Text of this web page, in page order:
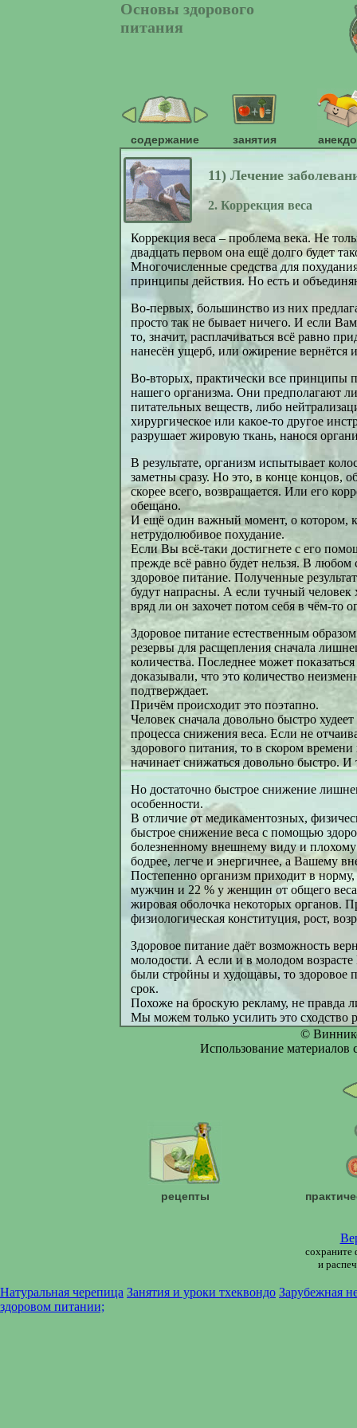
Основы здорового
питания
содержание занятия
11) Лечение
2. Коррекция веса
Коррекция веса – проблема века. Не
двадцать первом она ещё долго будет
Многочисленные средства для
принципы действия. Но есть и
Во-первых, большинство из них
просто так не бывает ничего. И если
то, значит, расплачиваться всё равно
нанесён ущерб, или ожирение вернётся
Во-вторых, практически все принципы
нашего организма. Они предполагают
питательных веществ, либо
хирургическое или какое-то другое
разрушает жировую ткань, нанося
В результате, организм испытывает
заметны сразу. Но это, в конце концов,
скорее всего, возвращается. Или его
обещано.
И ещё один важный момент, о котором,
нетрудолюбивое похудание.
Если Вы всё-таки достигнете с его
прежде всё равно будет нельзя. В любом
здоровое питание. Полученные
будут напрасны. А если тучный человек
вряд ли он захочет потом себя в чём-то
Здоровое питание естественным
резервы для расщепления сначала
количества. Последнее может
доказывали, что это количество
подтверждает.
Причём происходит это поэтапно.
Человек сначала довольно быстро
процесса снижения веса. Если не
здорового питания, то в скором
начинает снижаться довольно быстро. И
Но достаточно быстрое снижение
особенности.
В отличие от медикаментозных,
быстрое снижение веса с помощью
болезненному внешнему виду и
бодрее, легче и энергичнее, а Вашему
Постепенно организм приходит в
мужчин и 22 % у женщин от общего
жировая оболочка некоторых органов.
физиологическая конституция, рост,
Здоровое питание даёт возможность
молодости. А если и в молодом
были стройны и худощавы, то здоровое
срок.
Похоже на броскую рекламу, не правда
Мы можем только усилить это сходство
©
Использование материалов
рецепты
сохраните
и
Натуральная черепица Занятия и уроки тхеквондо Зарубежная
здоровом питании;